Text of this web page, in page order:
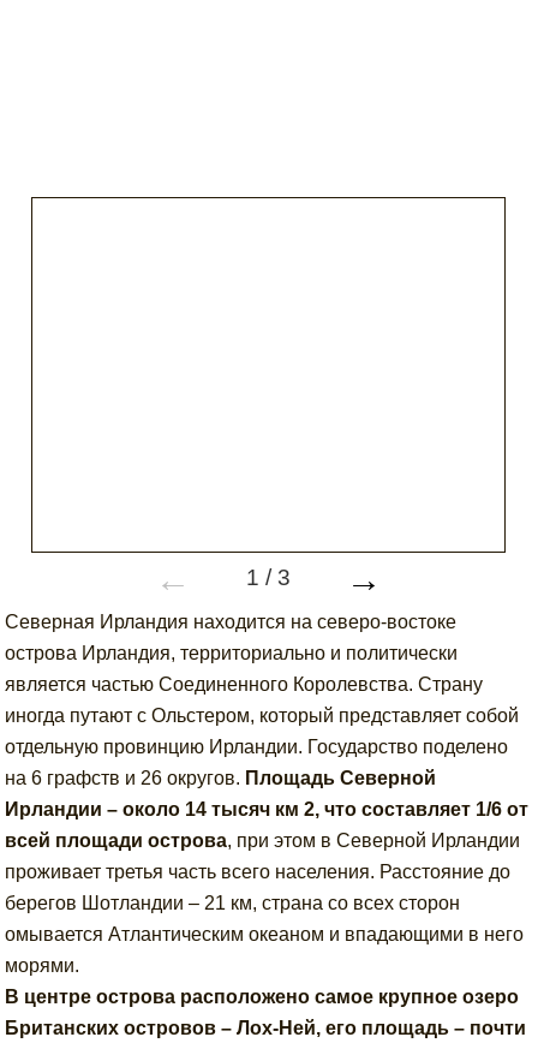
← 1 /3 →
Северная Ирландия находится на северо-востоке
острова Ирландия, территориально и политически
является частью Соединенного Королевства. Страну
иногда путают с Ольстером, который представляет собой
отдельную провинцию Ирландии. Государство поделено
на 6 графств и 26 округов. Площадь Северной
Ирландии – около 14 тысяч км 2, что составляет 1/6 от
всей площади острова, при этом в Северной Ирландии
проживает третья часть всего населения. Расстояние до
берегов Шотландии – 21 км, страна со всех сторон
омывается Атлантическим океаном и впадающими в него
морями.
В центре острова расположено самое крупное озеро
Британских островов – Лох-Ней, его площадь – почти